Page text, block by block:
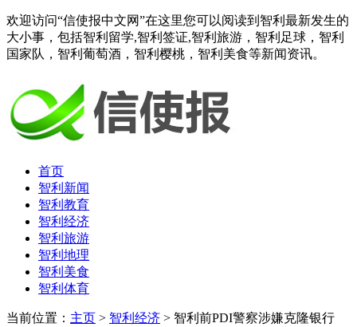
欢迎访问“信使报中文网”在这里您可以阅读到智利最新发生的
大小事，包括智利留学,智利签证,智利旅游，智利足球，智利
国家队，智利葡萄酒，智利樱桃，智利美食等新闻资讯。
首页
智利新闻
智利教育
智利经济
智利旅游
智利地理
智利美食
智利体育
当前位置： 主页 > 智利经济 > 智利前PDI警察涉嫌克隆银行